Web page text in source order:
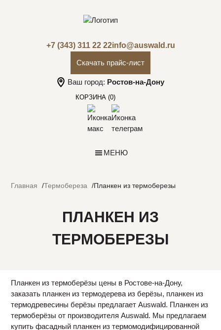
+7 (343) 311 22 22info@auswald.ru
Скачать прайс-лист
Ваш город: Ростов-на-Дону
КОРЗИНА (0)
МЕНЮ
Главная Термобереза Планкен из термоберезы
ПЛАНКЕН ИЗ
ТЕРМОБЕРЕЗЫ
Планкен из термоберёзы цены в Ростове-на-Дону,
заказать планкен из термодерева из берёзы, планкен из
термодревесины берёзы предлагает Auswald. Планкен из
термоберёзы от производителя Auswald. Мы предлагаем
купить фасадный планкен из термомодифицированной